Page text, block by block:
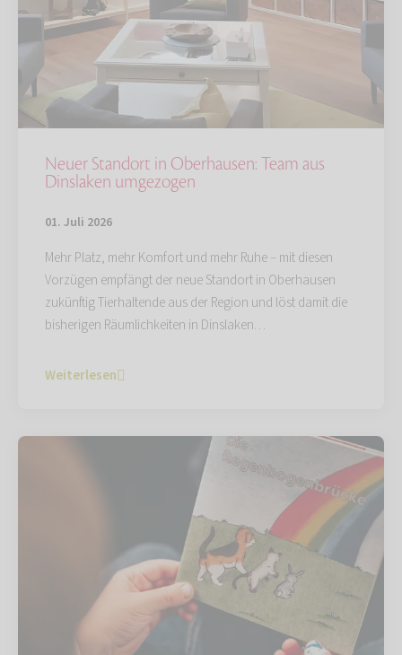
Neuer Standort in Oberhausen: Team aus
Dinslaken umgezogen
01. Juli 2026
Mehr Platz, mehr Komfort und mehr Ruhe – mit diesen
Vorzügen empfängt der neue Standort in Oberhausen
zukünftig Tierhaltende aus der Region und löst damit die
bisherigen Räumlichkeiten in Dinslaken…
Weiterlesen